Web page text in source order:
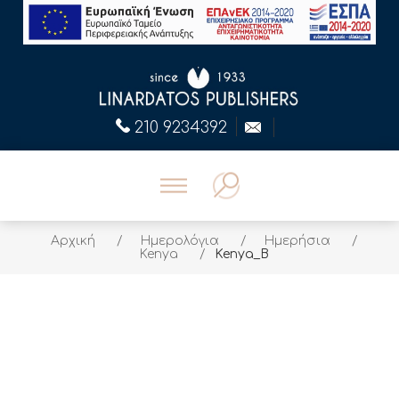
210 9234392
Αρχική / Ημερολόγια / Ημερήσια
/
Kenya
/ Kenya_B